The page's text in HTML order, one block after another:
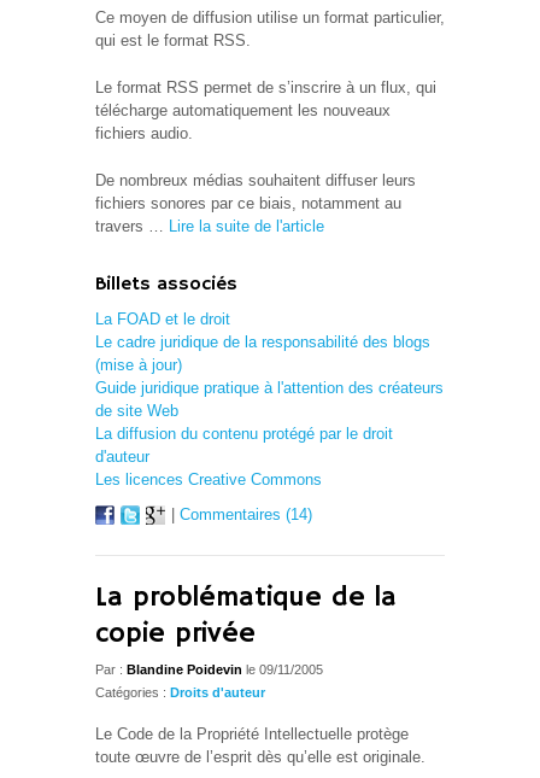
Ce moyen de diffusion utilise un format particulier,
qui est le format RSS.
Le format RSS permet de s’inscrire à un flux, qui
télécharge automatiquement les nouveaux
fichiers audio.
De nombreux médias souhaitent diffuser leurs
fichiers sonores par ce biais, notamment au
travers … Lire la suite de l'article
Billets associés
La FOAD et le droit
Le cadre juridique de la responsabilité des blogs
(mise à jour)
Guide juridique pratique à l'attention des créateurs
de site Web
La diffusion du contenu protégé par le droit
d'auteur
Les licences Creative Commons
Commentaires (14)
La problématique de la
copie privée
Par : Blandine Poidevin le 09/11/2005
Catégories : Droits d'auteur
Le Code de la Propriété Intellectuelle protège
toute œuvre de l’esprit dès qu’elle est originale.